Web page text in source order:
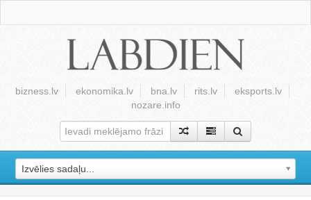
bizness.lv ekonomika.lv bna.lv rits.lv
eksports.lv
nozare.info
Izvēlies sadaļu...